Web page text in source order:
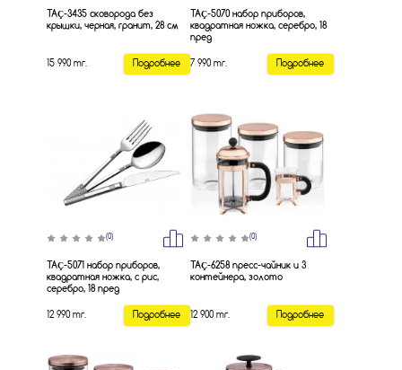
TAÇ-3435 сковорода без
крышки, черная, гранит, 28 см
15 990 тг. Подробнее
TAÇ-5070 набор приборов,
квадратная ножка, серебро, 18
пред
7 990 тг. Подробнее
(0)
TAÇ-5071 набор приборов,
квадратная ножка, с рис,
серебро, 18 пред
12 990 тг. Подробнее
(0)
TAÇ-6258 пресс-чайник и 3
контейнера, золото
12 900 тг. Подробнее